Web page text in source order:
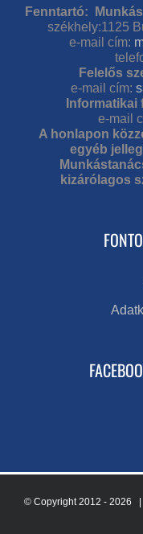
Fenntartó:
székhely:1125
e-mail cím:
Felelős
e-mail cím:
e-mail
A honlapon
egyéb
kizárólagos
© Copyright 2012 - 2026 |